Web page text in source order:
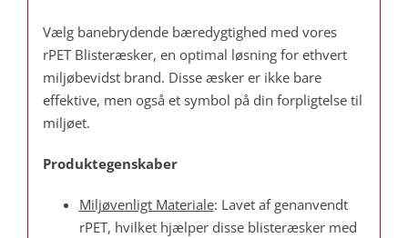
á
12480
stk.
antal
Vælg banebrydende bæredygtighed med vores
rPET Blisteræsker, en optimal løsning for ethvert
miljøbevidst brand. Disse æsker er ikke bare
effektive, men også et symbol på din forpligtelse til
miljøet.
Produktegenskaber
Miljøvenligt Materiale: Lavet af genanvendt
rPET, hvilket hjælper disse blisteræsker med